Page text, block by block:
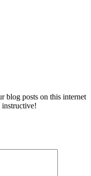
blog posts on this internet
instructive!